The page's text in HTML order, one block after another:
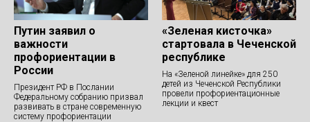
Путин заявил о
важности
профориентации в
России
Президент РФ в Послании
Федеральному собранию призвал
развивать в стране современную
систему профориентации
«Зеленая кисточка»
стартовала в Чеченской
республике
На «Зеленой линейке» для 250
детей из Чеченской Республики
провели профориентационные
лекции и квест